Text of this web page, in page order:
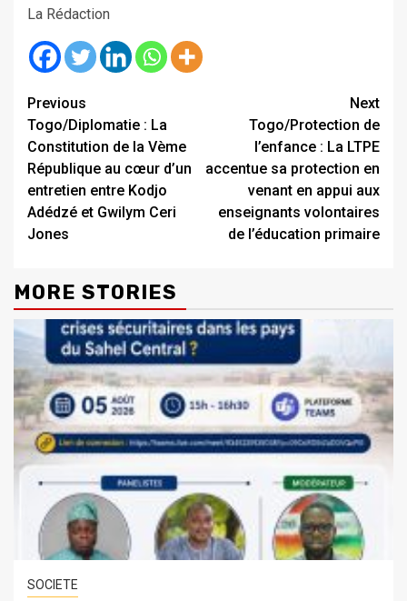
La Rédaction
Continue
Reading
Previous
Togo/Diplomatie : La
Constitution de la Vème
République au cœur d’un
entretien entre Kodjo
Adédzé et Gwilym Ceri
Jones
Next
Togo/Protection de
l’enfance : La LTPE
accentue sa protection en
venant en appui aux
enseignants volontaires
de l’éducation primaire
MORE STORIES
SOCIETE